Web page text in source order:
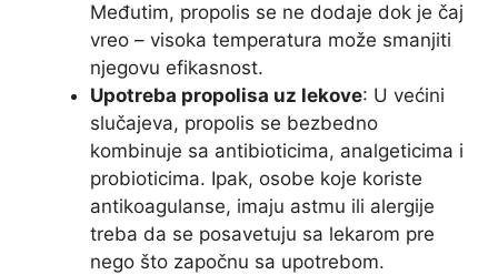
Međutim, propolis se ne dodaje dok je čaj
vreo – visoka temperatura može smanjiti
njegovu efikasnost.
Upotreba propolisa uz lekove: U većini
slučajeva, propolis se bezbedno
kombinuje sa antibioticima, analgeticima i
probioticima. Ipak, osobe koje koriste
antikoagulanse, imaju astmu ili alergije
treba da se posavetuju sa lekarom pre
nego što započnu sa upotrebom.